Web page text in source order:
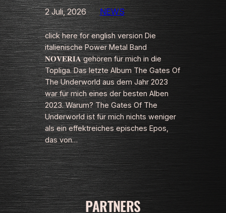
2 Juli, 2026 NEWS
click here for english version Die
italienische Power Metal Band
𝐍𝐎𝐕𝐄𝐑𝐈𝐀 gehören für mich in die
Topliga. Das letzte Album The Gates Of
The Underworld aus dem Jahr 2023
war für mich eines der besten Alben
2023. Warum? The Gates Of The
Underworld ist für mich nichts weniger
als ein effektreiches episches Epos,
das von…
PARTNERS